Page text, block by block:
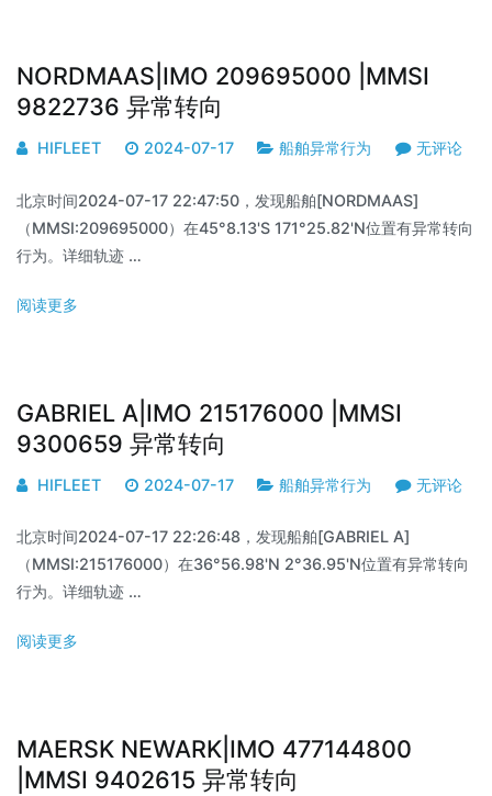
NORDMAAS|IMO 209695000 |MMSI
9822736 异常转向
HIFLEET 2024-07-17 船舶异常行为 无评论
北京时间2024-07-17 22:47:50，发现船舶[NORDMAAS]
（MMSI:209695000）在45°8.13'S 171°25.82'N位置有异常转向
行为。详细轨迹 …
阅读更多
GABRIEL A|IMO 215176000 |MMSI
9300659 异常转向
HIFLEET 2024-07-17 船舶异常行为 无评论
北京时间2024-07-17 22:26:48，发现船舶[GABRIEL A]
（MMSI:215176000）在36°56.98'N 2°36.95'N位置有异常转向
行为。详细轨迹 …
阅读更多
MAERSK NEWARK|IMO 477144800
|MMSI 9402615 异常转向